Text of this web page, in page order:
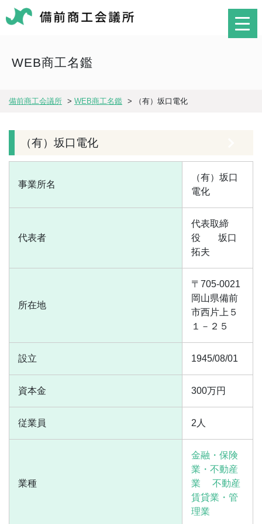
WEB商工名鑑
備前商工会議所 > WEB商工名鑑 > （有）坂口電化
（有）坂口電化
事業所名
（有）坂口
電化
代表者
代表取締
役
坂口
拓夫
所在地
〒705-0021
岡山県備前
市西片上５
１－２５
設立 1945/08/01
資本金 300万円
従業員 2人
業種
金融・保険
業・不動産
業
不動産
賃貸業・管
理業